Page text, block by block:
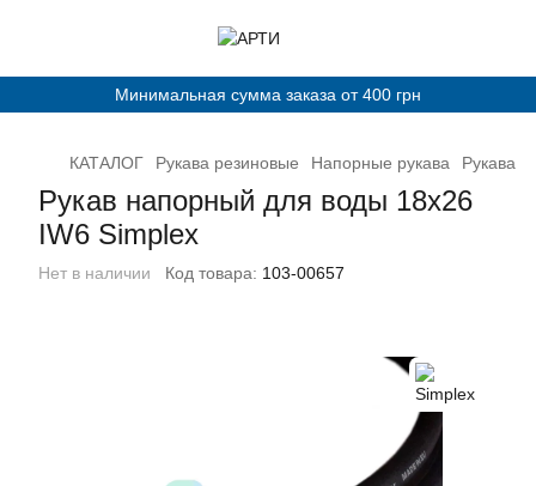
Минимальная сумма заказа от 400 грн
КАТАЛОГ Рукава резиновые Напорные рукава Рукава
Рукав напорный для воды 18х26
IW6 Simplex
Нет в наличии Код товара: 103-00657